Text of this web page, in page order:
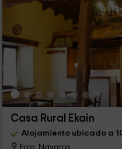
Casa Rural Ekain
Alojamiento ubicado a
Erro, Navarra